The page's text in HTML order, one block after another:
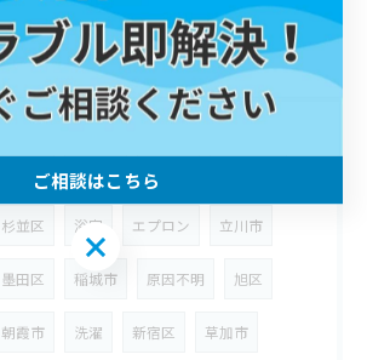
狭山市 ウォーターハンマー
台所 八潮市 漏水 修理 川崎区
町田市 武蔵野市 ウォシュレット
高津区 給水管 宮前区
杉並区 浴室 エプロン 立川市
墨田区 稲城市 原因不明 旭区
朝霞市 洗濯 新宿区 草加市
ご相談はこちら
ご相談はこちら